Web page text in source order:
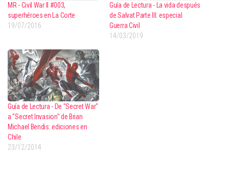
MR - Civil War II #003,
superhéroes en La Corte
19/07/2016
Guía de Lectura - La vida después
de Salvat Parte III: especial
Guerra Civil
14/03/2019
Guía de Lectura - De "Secret War"
a "Secret Invasion" de Brian
Michael Bendis: ediciones en
Chile
23/12/2014